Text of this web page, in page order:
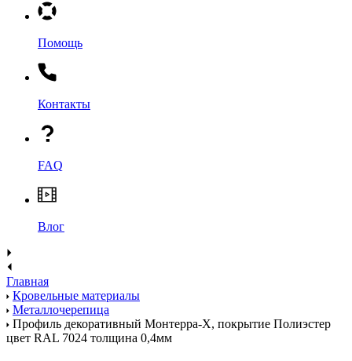
Помощь
Контакты
FAQ
Влог
Главная
Кровельные материалы
Металлочерепица
Профиль декоративный Монтерра-Х, покрытие Полиэстер
цвет RAL 7024 толщина 0,4мм